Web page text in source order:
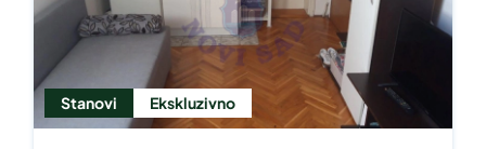
Stanovi Ekskluzivno